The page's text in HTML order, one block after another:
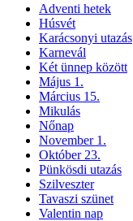
Adventi hetek
Húsvét
Karácsonyi utazás
Karnevál
Két ünnep között
Május 1.
Március 15.
Mikulás
Nőnap
November 1.
Október 23.
Pünkösdi utazás
Szilveszter
Tavaszi szünet
Valentin nap